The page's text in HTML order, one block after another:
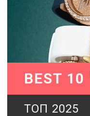
BEST 10
ТОП 2025